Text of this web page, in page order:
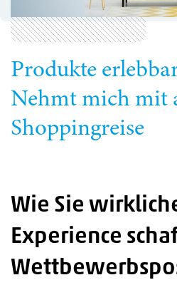
Produkte
Nehmt mich mit
Shoppingreise
Wie Sie
Experience